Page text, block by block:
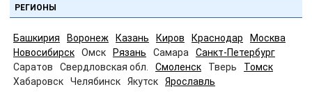
РЕГИОНЫ
Башкирия Воронеж Казань Киров Краснодар
Москва
Новосибирск
Омск Рязань Самара
Санкт-Петербург
Саратов
Свердловская обл. Смоленск Тверь
Томск
Хабаровск
Челябинск Якутск Ярославль